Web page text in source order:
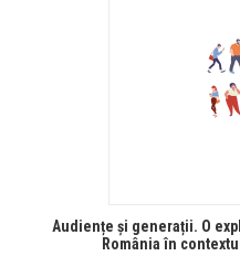
Audiențe și generații. O
România în